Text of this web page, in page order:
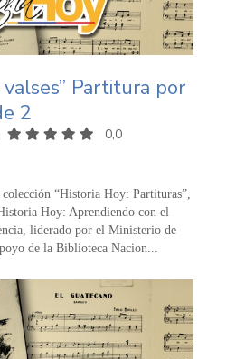
valses” Partitura por
2
0,0
“Historia Hoy: Partituras”,
Hoy: Aprendiendo con el
liderado por el Ministerio de
de la Biblioteca Nacion...